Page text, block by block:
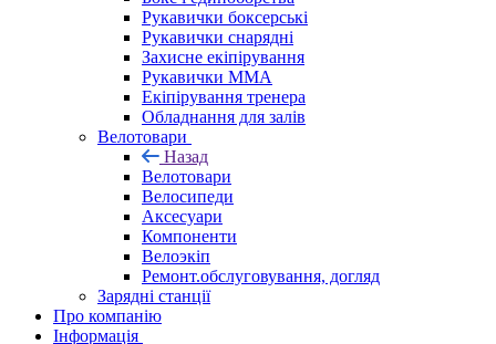
Рукавички боксерські
Рукавички снарядні
Захисне екіпірування
Рукавички ММА
Екіпірування тренера
Обладнання для залів
Велотовари
Назад
Велотовари
Велосипеди
Аксесуари
Компоненти
Велоэкіп
Ремонт.обслуговування, догляд
Зарядні станції
Про компанію
Інформація